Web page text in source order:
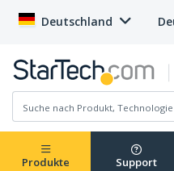
Deutschland
Produkte Support